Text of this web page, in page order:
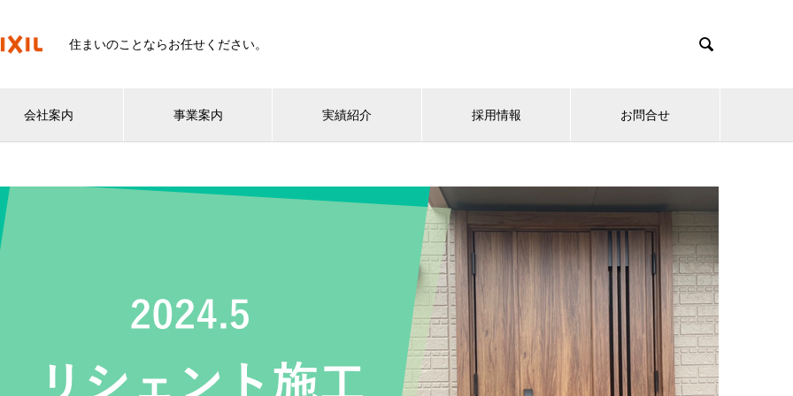
住まいのことならお任せください。 
会社案内 事業案内 実績紹介 採用情報 お問合せ